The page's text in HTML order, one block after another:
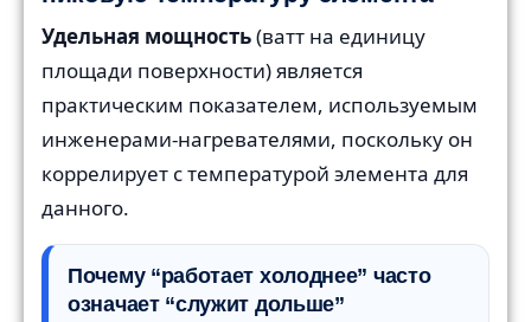
Удельная мощность(ватт на единицу
площади поверхности) является
практическим показателем, используемым
инженерами-нагревателями, поскольку он
коррелирует с температурой элемента для
данного.
Почему “работает холоднее” часто
означает “служит дольше”